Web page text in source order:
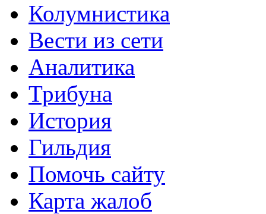
Колумнистика
Вести из сети
Аналитика
Трибуна
История
Гильдия
Помочь сайту
Карта жалоб